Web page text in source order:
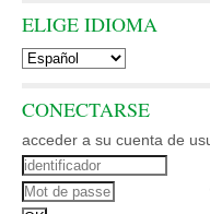
ELIGE IDIOMA
CONECTARSE
acceder a su cuenta de